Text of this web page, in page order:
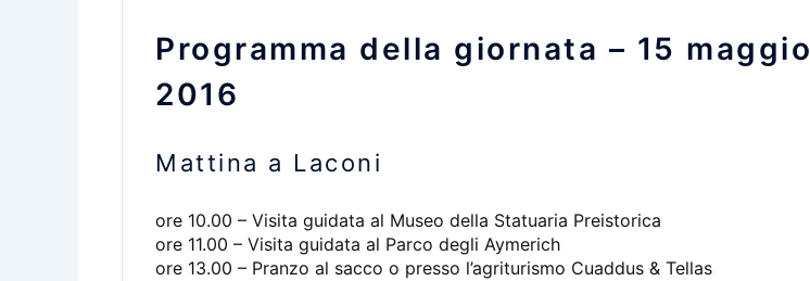
Programma della giornata – 15 maggio
2016
Mattina a Laconi
ore 10.00 – Visita guidata al Museo della Statuaria Preistorica
ore 11.00 – Visita guidata al Parco degli Aymerich
ore 13.00 – Pranzo al sacco o presso l’agriturismo Cuaddus & Tellas